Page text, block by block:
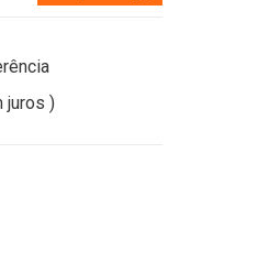
juros )